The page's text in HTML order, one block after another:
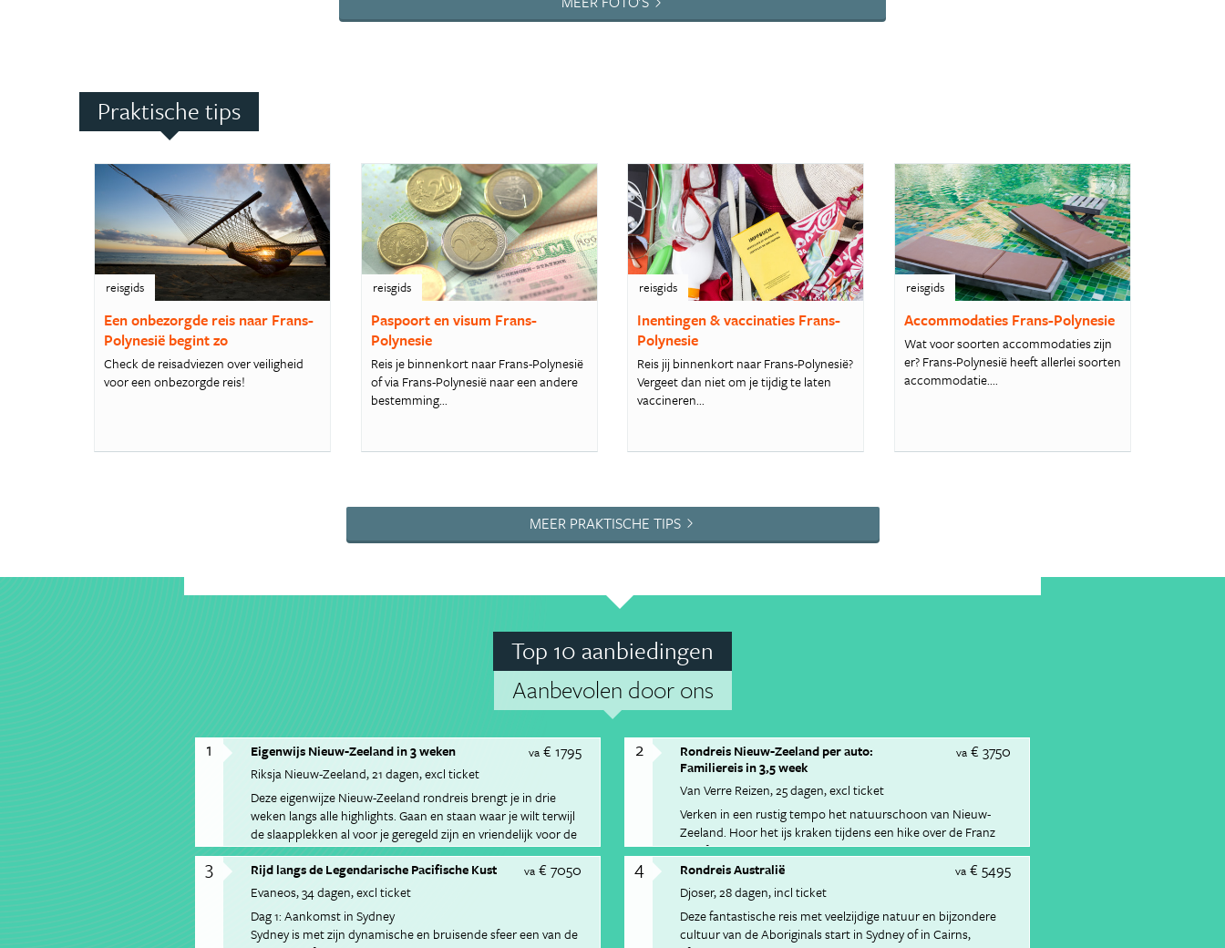
Praktische tips
reisgids
Een onbezorgde reis naar Frans-
Polynesië begint zo
Check de reisadviezen over veiligheid
voor een onbezorgde reis!
reisgids
Paspoort en visum Frans-
Polynesie
Reis je binnenkort naar Frans-Polynesië
of via Frans-Polynesië naar een andere
bestemming...
reisgids
Inentingen & vaccinaties Frans-
Polynesie
Reis jij binnenkort naar Frans-Polynesië?
Vergeet dan niet om je tijdig te laten
vaccineren...
reisgids
Accommodaties Frans-Polynesie
Wat voor soorten accommodaties zijn
er? Frans-Polynesië heeft allerlei soorten
accommodatie....
MEER PRAKTISCHE TIPS
Top 10 aanbiedingen
Aanbevolen door ons
1 va€ 1795
Eigenwijs Nieuw-Zeeland in 3 weken
Riksja Nieuw-Zeeland 21 dagen excl ticket
Deze eigenwijze Nieuw-Zeeland rondreis brengt je in drie
weken langs alle highlights. Gaan en staan waar je wilt terwijl
de slaapplekken al voor je geregeld zijn en vriendelijk voor de
portemonnee. Met je eigen huurauto reis je van spuitende
geisers en vulkanen naar goudgele stranden en fjorden. Er is
één excursie voor je geregeld die wij het leukst vinden: per
boot vaar je naar de groene fjorden bij Milford Sound.
2 va € 3750
Rondreis Nieuw-Zeeland per auto:
Familiereis in 3,5 week
Van Verre Reizen 25 dagen excl ticket
Verken in een rustig tempo het natuurschoon van Nieuw-
Zeeland. Hoor het ijs kraken tijdens een hike over de Franz
Josef Gletsjer, bewonder pruttelende modderpoelen in
Rotorua en peddel langs verlaten baaitjes in het Abel Tasman
N.P.
3 va€ 7050
Rijd langs de Legendarische Pacifische Kust
Evaneos 34 dagen excl ticket
Dag 1: Aankomst in Sydney
Sydney is met zijn dynamische en bruisende sfeer een van de
4 va € 5495
Rondreis Australië
Djoser 28 dagen incl ticket
Deze fantastische reis met veelzijdige natuur en bijzondere
cultuur van de Aboriginals start in Sydney of in Cairns,